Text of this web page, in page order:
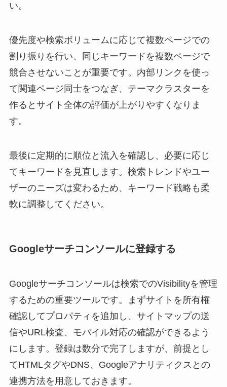
い。
優先度や検索ボリュームに応じて複数ページでの
割り振りを行い、同じキーワードを複数ページで
競合させないことが重要です。内部リンクを使っ
て関連ページ同士をつなぎ、テーマクラスターを
作るとサイト全体の評価が上がりやすくなりま
す。
最後に定期的に順位と流入を確認し、必要に応じ
てキーワードを見直します。検索トレンドやユー
ザーのニーズは変わるため、キーワード戦略も柔
軟に調整してください。
Googleサーチコンソールに登録する
Googleサーチコンソールは検索でのVisibilityを管理
するための重要ツールです。まずサイトを所有権
確認してプロパティを追加し、サイトマップの送
信やURL検査、モバイル対応の確認ができるよう
にします。登録は数分で完了しますが、前提とし
てHTMLタグやDNS、Googleアナリティクスとの
連携方法を用意しておきます。